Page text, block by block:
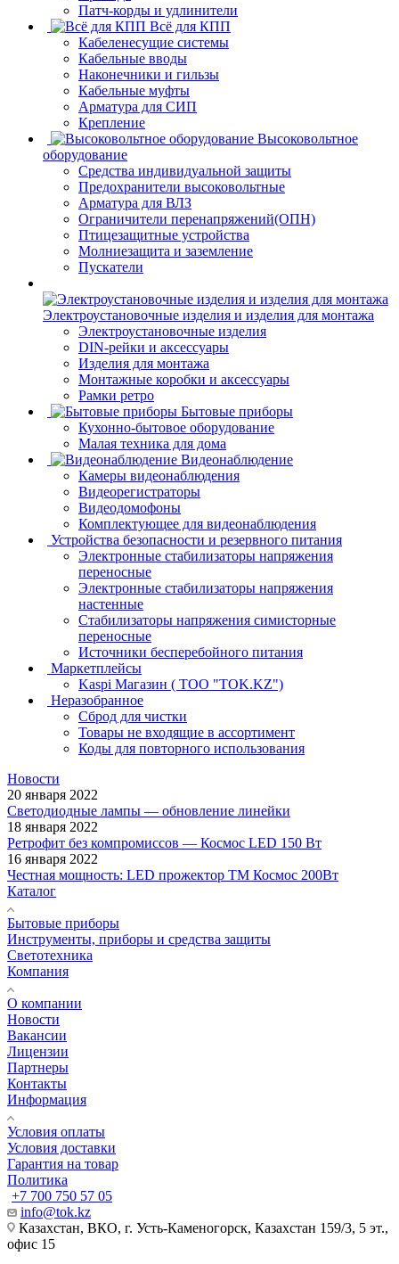
Патч-корды и удлинители
Всё для КПП
Кабеленесущие системы
Кабельные вводы
Наконечники и гильзы
Кабельные муфты
Арматура для СИП
Крепление
Высоковольтное
оборудование
Средства индивидуальной защиты
Предохранители высоковольтные
Арматура для ВЛЗ
Ограничители перенапряжений(ОПН)
Птицезащитные устройства
Молниезащита и заземление
Пускатели
Электроустановочные изделия и изделия для монтажа
Электроустановочные изделия
DIN-рейки и аксессуары
Изделия для монтажа
Монтажные коробки и аксессуары
Рамки ретро
Бытовые приборы
Кухонно-бытовое оборудование
Малая техника для дома
Видеонаблюдение
Камеры видеонаблюдения
Видеорегистраторы
Видеодомофоны
Комплектующее для видеонаблюдения
Устройства безопасности и резервного питания
Электронные стабилизаторы напряжения
переносные
Электронные стабилизаторы напряжения
настенные
Стабилизаторы напряжения симисторные
переносные
Источники бесперебойного питания
Маркетплейсы
Kaspi Магазин ( ТОО "TOK.KZ")
Неразобранное
Сброд для чистки
Товары не входящие в ассортимент
Коды для повторного использования
Новости
20 января 2022
Светодиодные лампы — обновление линейки
18 января 2022
Ретрофит без компромиссов — Космос LED 150 Вт
16 января 2022
Честная мощность: LED прожектор ТМ Космос 200Вт
Каталог
Бытовые приборы
Инструменты, приборы и средства защиты
Светотехника
Компания
О компании
Новости
Вакансии
Лицензии
Партнеры
Контакты
Информация
Условия оплаты
Условия доставки
Гарантия на товар
Политика
+7 700 750 57 05
info@tok.kz
Казахстан, ВКО, г. Усть-Каменогорск, Казахстан 159/3, 5 эт.,
офис 15